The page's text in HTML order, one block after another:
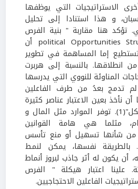
الاستراتيجيات التي يوظفها
و هذا استنادا إلى تحليل
تؤكد هنا مقاربة " بنية الفرص
السياسية" political Opportunities Structure أن
تستطيع إما المساهمة في تطوير
من انطلاقها. بالنسبة إلى هربرت
المناوئة للنووي التي يدرسها
تدمج بعدُ من طرف الفاعلين
نأخذ بعين الاعتبار عناصر كثيرة
مكونة لهذا "الهيكل"(1). توفر الموارد مثل المال و
مثلما هي هامة القوانين
من شأنها تسهيل أو منع تأسس
بالطريقة نفسها، يمكن لنمط
أن يكون له أثر جاذب لبروز أنماط
علينا اعتبار هيكلة " الفرص
الفاعلين الاحتجاجيين.